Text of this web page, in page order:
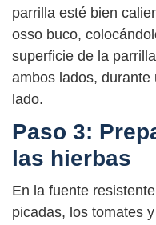
parrilla esté bien
osso buco,
superficie de la
ambos lados, durante
lado.
Paso 3:
las hierbas
En la fuente
picadas, los tomates